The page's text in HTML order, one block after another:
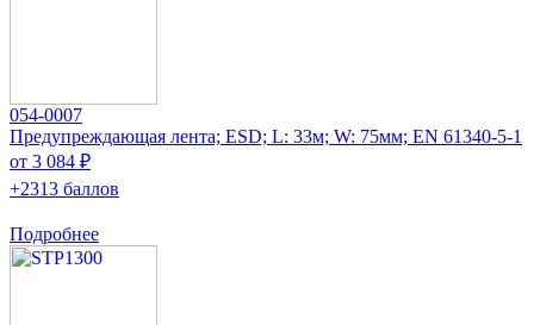
054-0007
Предупреждающая лента; ESD; L: 33м; W: 75мм; EN 61340-5-1
от 3 084 ₽
+2313 баллов
Подробнее